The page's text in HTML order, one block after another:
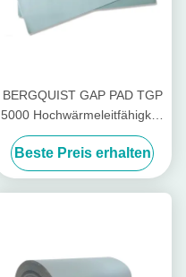
BERGQUIST GAP PAD TGP
5000 Hochwärmeleitfähigkeit
Silikonpad
Beste Preis erhalten